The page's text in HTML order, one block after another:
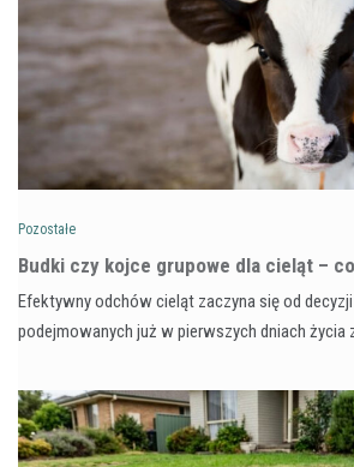
Pozostałe
Budki czy kojce grupowe dla cieląt –
Efektywny odchów cieląt zaczyna się od
podejmowanych już w pierwszych dniach życia